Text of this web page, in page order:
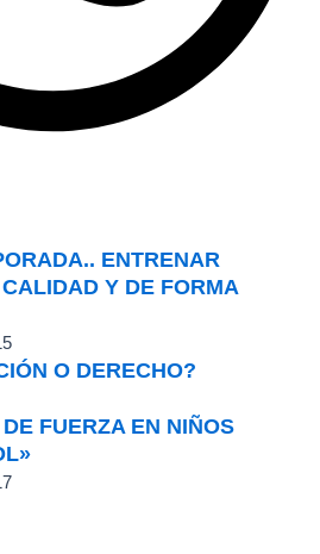
ENTRENAR
Y DE FORMA
O DERECHO?
FUERZA EN NIÑOS